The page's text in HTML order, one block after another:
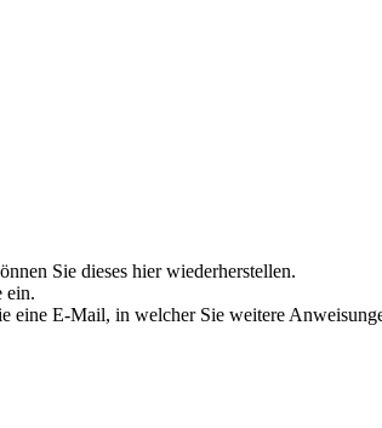
Sie dieses hier wiederherstellen.
ein.
eine E-Mail, in welcher Sie weitere